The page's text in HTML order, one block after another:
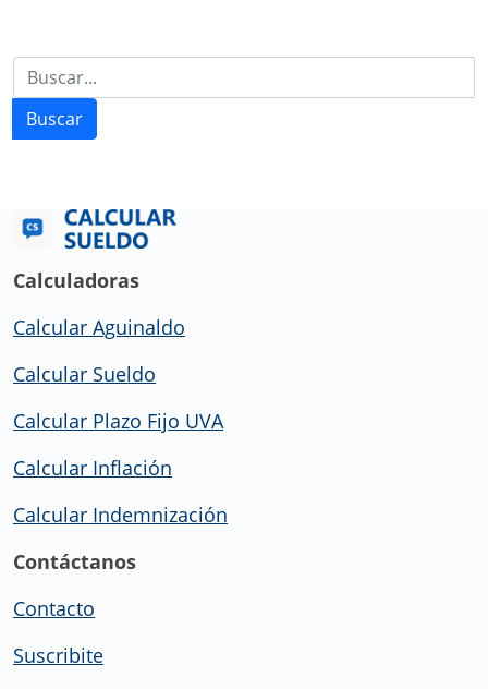
Buscar
Calculadoras
Calcular Aguinaldo
Calcular Sueldo
Calcular Plazo Fijo UVA
Calcular Inflación
Calcular Indemnización
Contáctanos
Contacto
Suscribite